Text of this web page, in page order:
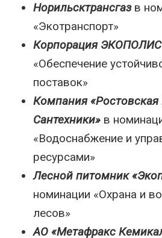
Норильсктрансгазв
«Экотранспорт»
Корпорация ЭКОПОЛИС
«Обеспечение
поставок»
Компания
Сантехники» в
«Водоснабжение и
ресурсами»
Лесной питомник
номинации «Охрана и
лесов»
АО «Метафракс